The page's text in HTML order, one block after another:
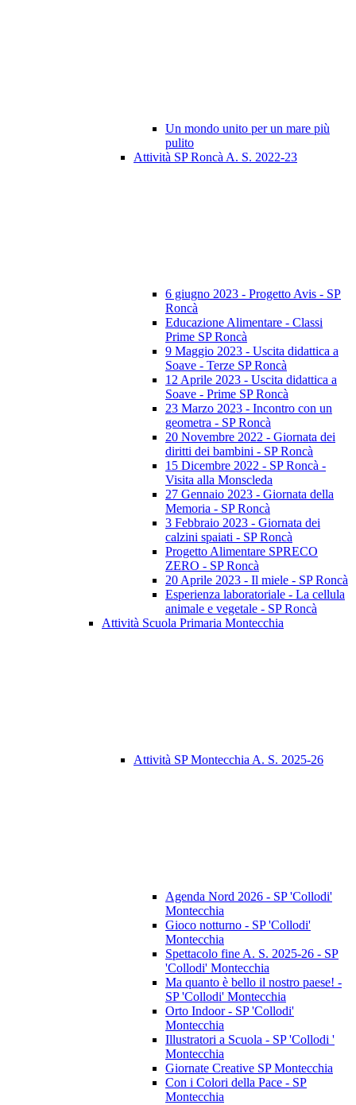
Un mondo unito per un mare più
pulito
Attività SP Roncà A. S. 2022-23
6 giugno 2023 - Progetto Avis - SP
Roncà
Educazione Alimentare - Classi
Prime SP Roncà
9 Maggio 2023 - Uscita didattica a
Soave - Terze SP Roncà
12 Aprile 2023 - Uscita didattica a
Soave - Prime SP Roncà
23 Marzo 2023 - Incontro con un
geometra - SP Roncà
20 Novembre 2022 - Giornata dei
diritti dei bambini - SP Roncà
15 Dicembre 2022 - SP Roncà -
Visita alla Monscleda
27 Gennaio 2023 - Giornata della
Memoria - SP Roncà
3 Febbraio 2023 - Giornata dei
calzini spaiati - SP Roncà
Progetto Alimentare SPRECO
ZERO - SP Roncà
20 Aprile 2023 - Il miele - SP Roncà
Esperienza laboratoriale - La cellula
animale e vegetale - SP Roncà
Attività Scuola Primaria Montecchia
Attività SP Montecchia A. S. 2025-26
Agenda Nord 2026 - SP 'Collodi'
Montecchia
Gioco notturno - SP 'Collodi'
Montecchia
Spettacolo fine A. S. 2025-26 - SP
'Collodi' Montecchia
Ma quanto è bello il nostro paese! -
SP 'Collodi' Montecchia
Orto Indoor - SP 'Collodi'
Montecchia
Illustratori a Scuola - SP 'Collodi '
Montecchia
Giornate Creative SP Montecchia
Con i Colori della Pace - SP
Montecchia